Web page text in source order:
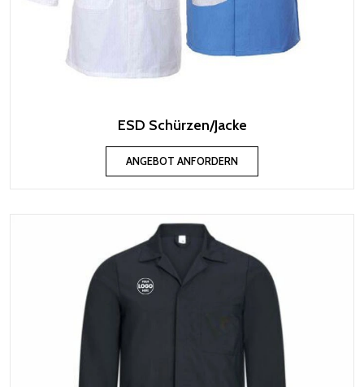
ESD Schürzen/Jacke
ANGEBOT ANFORDERN